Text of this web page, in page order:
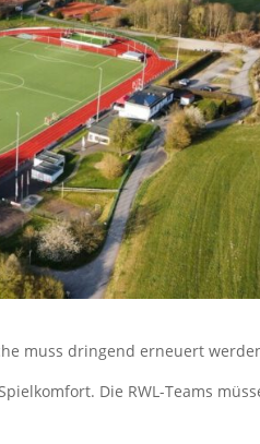
muss dringend erneuert
Die RWL-Teams